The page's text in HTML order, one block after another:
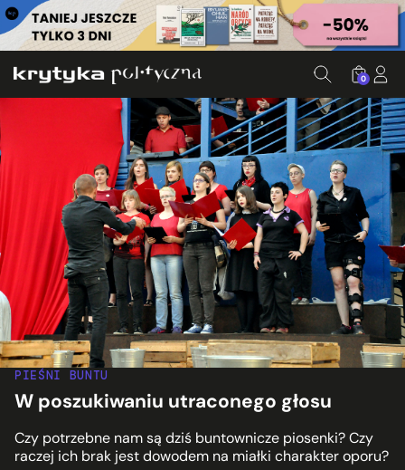
0
PIEŚNI BUNTU
W poszukiwaniu utraconego głosu
Czy potrzebne nam są dziś buntownicze piosenki? Czy
raczej ich brak jest dowodem na miałki charakter oporu?